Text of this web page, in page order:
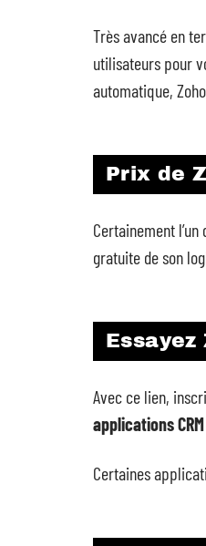
Très avancé en
utilisateurs pour
automatique,
Prix de
Certainement
gratuite de son
Avec ce lien,
applications CRM
Certaines